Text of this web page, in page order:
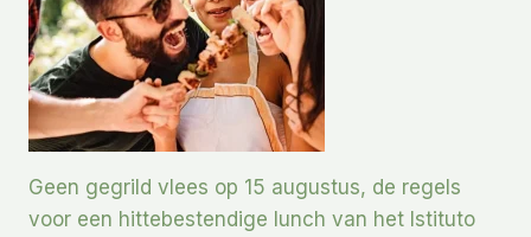
Geen gegrild vlees op 15 augustus, de regels
voor een hittebestendige lunch van het Istituto